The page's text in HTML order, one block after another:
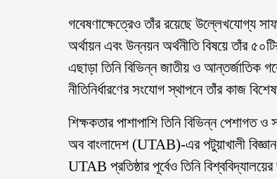
গবেষণাক্ষেত্রেও তাঁর রয়েছে উল্লেখযোগ্য
অর্থায়ন এবং উন্নয়ন অর্থনীতি বিষয়ে তাঁর
এছাড়া তিনি বিভিন্ন জাতীয় ও আন্তর্জাতিক
নীতিনির্ধারণের সংযোগ স্থাপনে তাঁর কাজ
শিক্ষকতার পাশাপাশি তিনি বিভিন্ন পেশাগত
অব বাংলাদেশ (UTAB)-এর পটুয়াখালী
UTAB প্রতিষ্ঠার পূর্বেও তিনি